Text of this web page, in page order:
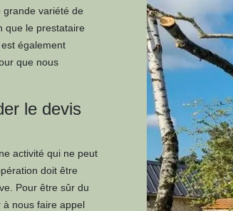
variété de
que le prestataire
également
que nous
le devis
activité qui ne peut
doit être
Pour être sûr du
à nous faire appel